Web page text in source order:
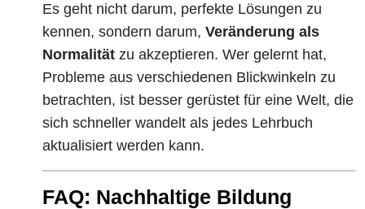
Es geht nicht darum, perfekte Lösungen zu
kennen, sondern darum, Veränderung als
Normalität zu akzeptieren. Wer gelernt hat,
Probleme aus verschiedenen Blickwinkeln zu
betrachten, ist besser gerüstet für eine Welt, die
sich schneller wandelt als jedes Lehrbuch
aktualisiert werden kann.
FAQ: Nachhaltige Bildung